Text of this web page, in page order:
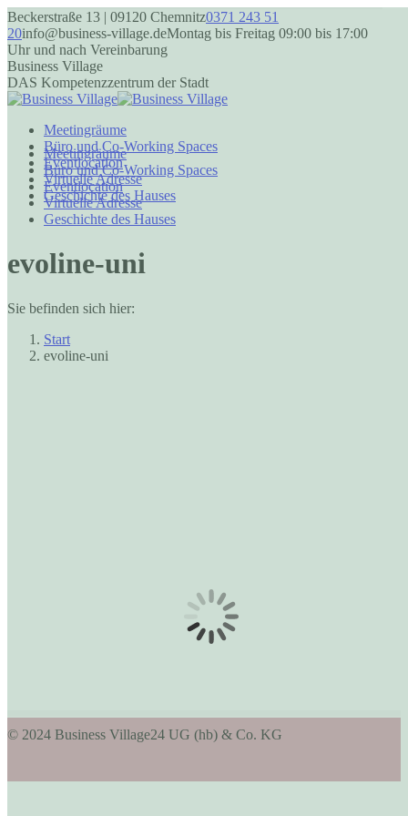
Zum
Inhalt
springen
Beckerstraße 13 | 09120 Chemnitz0371 243 51
20info@business-village.deMontag bis Freitag 09:00 bis 17:00
Uhr und nach Vereinbarung
Business Village
DAS Kompetenzzentrum der Stadt
Meetingräume
Büro und Co-Working Spaces
Eventlocation
Virtuelle Adresse
Geschichte des Hauses
Facebook
opens
in
window
Instagram
opens
in
window
Meetingräume
Büro und Co-Working Spaces
Eventlocation
Virtuelle Adresse
Geschichte des Hauses
evoline-uni
Sie befinden sich hier:
Start
evoline-uni
© 2024 Business Village24 UG (hb) & Co. KG